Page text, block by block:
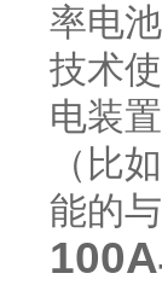
率电
技术
电装
（比
能的